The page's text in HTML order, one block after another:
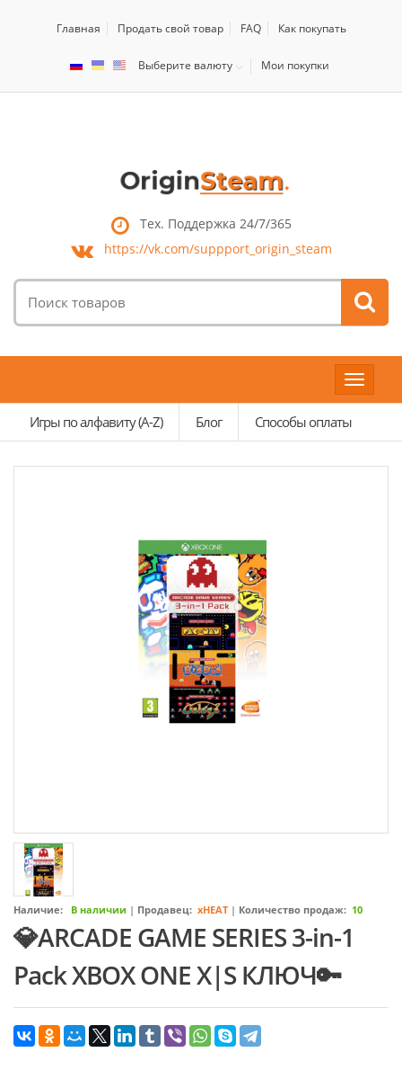
Главная Продать свой товар FAQ Как покупать
Выберите валюту Мои покупки
Тех. Поддержка 24/7/365
https://vk.com/suppport_origin_steam
товаров:
Toggle
Игры по алфавиту (A-Z)
Блог Способы оплаты
Наличие: В наличии | Продавец: xHEAT| Количество продаж: 10
💎ARCADE GAME SERIES 3-in-1
Pack XBOX ONE X|S КЛЮЧ🔑